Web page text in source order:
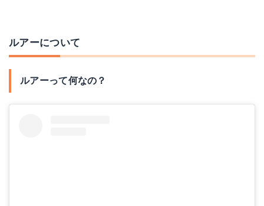
ルアーについて
ルアーって何なの？